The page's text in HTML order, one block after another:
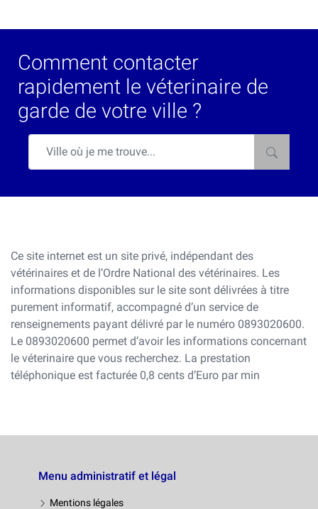
Comment contacter
rapidement le véterinaire de
garde de votre ville ?
Ce site internet est un site privé, indépendant des
vétérinaires et de l’Ordre National des vétérinaires. Les
informations disponibles sur le site sont délivrées à titre
purement informatif, accompagné d’un service de
renseignements payant délivré par le numéro 0893020600.
Le 0893020600 permet d’avoir les informations concernant
le véterinaire que vous recherchez. La prestation
téléphonique est facturée 0,8 cents d’Euro par min
Menu administratif et légal
Mentions légales